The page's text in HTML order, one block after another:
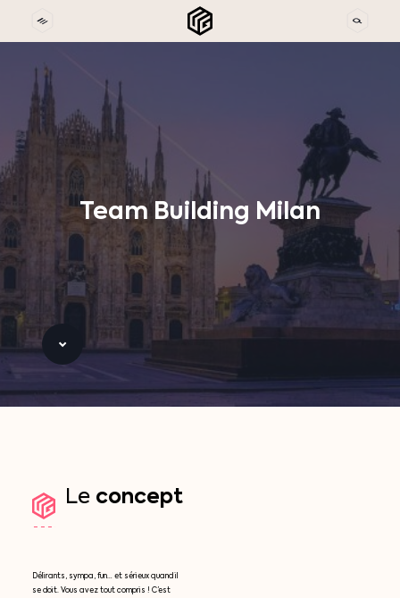
Team Building Milan
Le concept
Délirants, sympa, fun… et sérieux quand il
se doit. Vous avez tout compris ! C’est